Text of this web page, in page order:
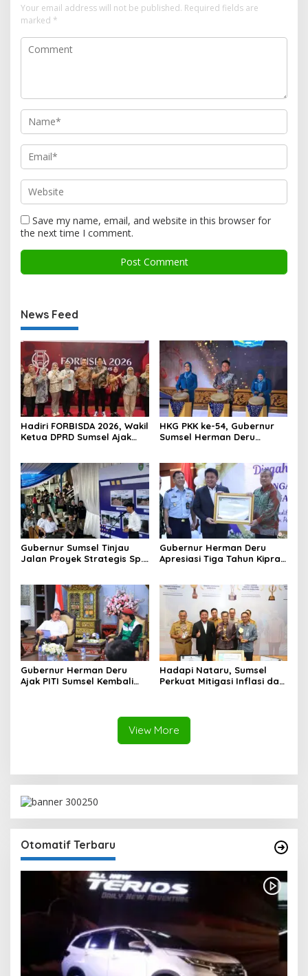
Your email address will not be published. Required fields are
marked *
Save my name, email, and website in this browser for
the next time I comment.
News Feed
Hadiri FORBISDA 2026, Wakil
Ketua DPRD Sumsel Ajak
HKG PKK ke-54, Gubernur
Sumsel Herman Deru
Perempuan
Gubernur Sumsel Tinjau
Jalan Proyek Strategis Sp.
Gubernur Herman Deru
Apresiasi Tiga Tahun Kiprah
Negara
Gubernur Herman Deru
Ajak PITI Sumsel Kembali
Hadapi Nataru, Sumsel
Perkuat Mitigasi Inflasi dan
View More
Otomatif Terbaru